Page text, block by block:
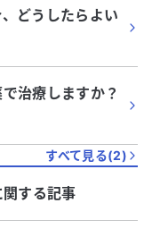
どうしたらよい
治療しますか？
すべて見る(2)
関する記事